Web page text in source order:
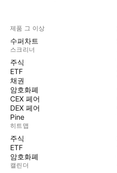
제품 그 이상
수퍼차트
스크리너
주식
ETF
채권
암호화폐
CEX 페어
DEX 페어
Pine
히트맵
주식
ETF
암호화폐
캘린더